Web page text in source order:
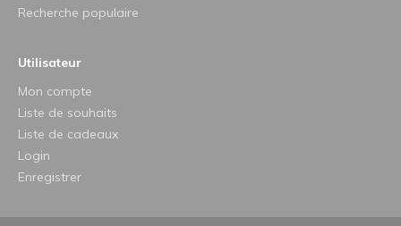
Recherche populaire
Utilisateur
Mon compte
Liste de souhaits
Liste de cadeaux
Login
Enregistrer